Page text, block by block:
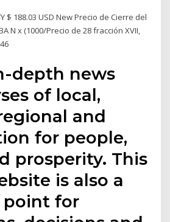
$ 188.03 USD New Precio de Cierre del
N x (1000/Precio de 28 fracción XVII,
depth news
of local,
and
for people,
prosperity. This
is also a
point for